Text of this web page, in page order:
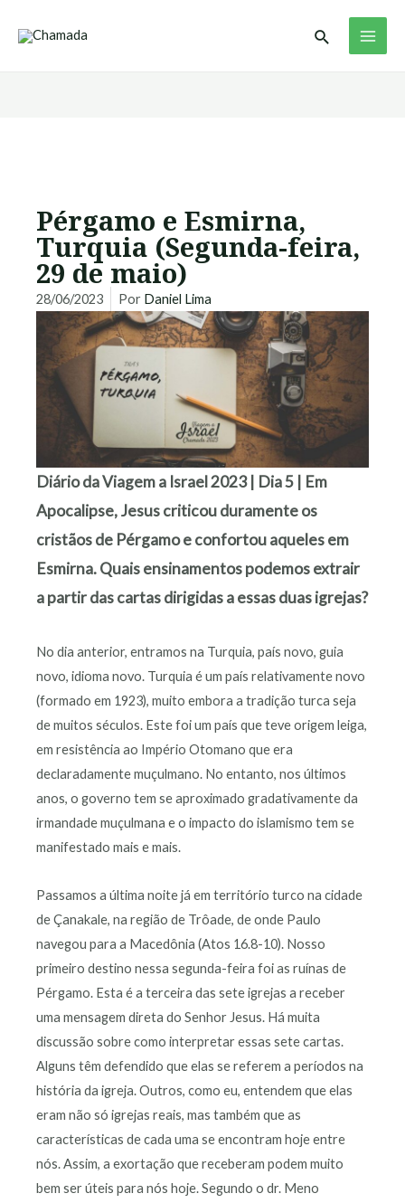
para
Pesquisar
Pérgamo e Esmirna,
Turquia (Segunda-feira,
29 de maio)
28/06/2023 Por Daniel Lima
Diário da Viagem a Israel 2023 | Dia 5 | Em
Apocalipse, Jesus criticou duramente os
cristãos de Pérgamo e confortou aqueles em
Esmirna. Quais ensinamentos podemos extrair
a partir das cartas dirigidas a essas duas igrejas?
No dia anterior, entramos na Turquia, país novo, guia
novo, idioma novo. Turquia é um país relativamente novo
(formado em 1923), muito embora a tradição turca seja
de muitos séculos. Este foi um país que teve origem leiga,
em resistência ao Império Otomano que era
declaradamente muçulmano. No entanto, nos últimos
anos, o governo tem se aproximado gradativamente da
irmandade muçulmana e o impacto do islamismo tem se
manifestado mais e mais.
Passamos a última noite já em território turco na cidade
de Çanakale, na região de Trôade, de onde Paulo
navegou para a Macedônia (Atos 16.8-10). Nosso
primeiro destino nessa segunda-feira foi as ruínas de
Pérgamo. Esta é a terceira das sete igrejas a receber
uma mensagem direta do Senhor Jesus. Há muita
discussão sobre como interpretar essas sete cartas.
Alguns têm defendido que elas se referem a períodos na
história da igreja. Outros, como eu, entendem que elas
eram não só igrejas reais, mas também que as
características de cada uma se encontram hoje entre
nós. Assim, a exortação que receberam podem muito
bem ser úteis para nós hoje. Segundo o dr. Meno